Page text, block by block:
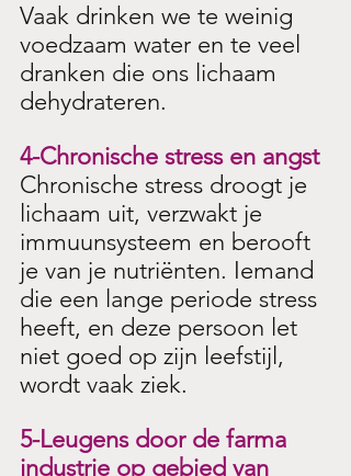
Vaak drinken we te weinig
voedzaam water en te veel
dranken die ons lichaam
dehydrateren.
4-Chronische stress en angst
Chronische stress droogt je
lichaam uit, verzwakt je
immuunsysteem en berooft
je van je nutriënten. Iemand
die een lange periode stress
heeft, en deze persoon let
niet goed op zijn leefstijl,
wordt vaak ziek.
5-Leugens door de farma
industrie op gebied van